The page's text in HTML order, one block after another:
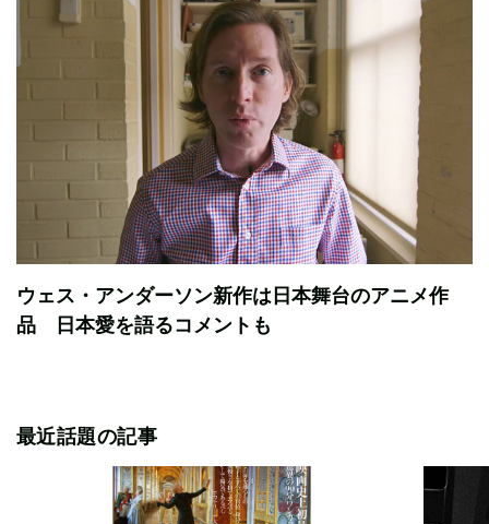
ウェス・アンダーソン新作は日本舞台のアニメ作
品 日本愛を語るコメントも
最近話題の記事